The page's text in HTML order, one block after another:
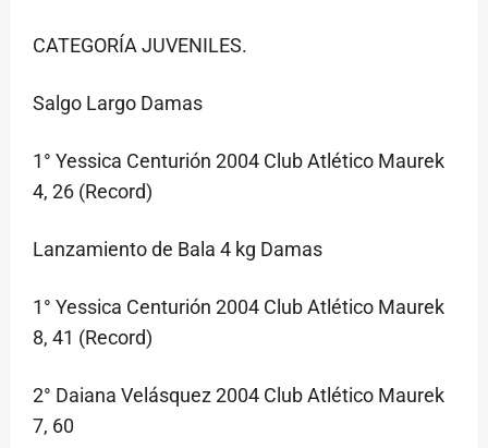
CATEGORÍA JUVENILES.
Salgo Largo Damas
1° Yessica Centurión 2004 Club Atlético Maurek
4, 26 (Record)
Lanzamiento de Bala 4 kg Damas
1° Yessica Centurión 2004 Club Atlético Maurek
8, 41 (Record)
2° Daiana Velásquez 2004 Club Atlético Maurek
7, 60